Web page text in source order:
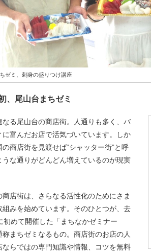
ゼミ、刺身の盛りつけ講座
、尾山台まちゼミ
なる尾山台の商店街。人通りも多く、バ
に富んだお店で活気づいています。しか
の商店街を見渡せば“シャッター街”と呼
うな通りがどんどん増えているのが現実
商店街は、さらなる活性化のためにさま
組みを始めています。そのひとつが、去
初めて開催した「まちなかゼミナー
称まちゼミなるもの。商店街のお店の人
ならではの専門知識や情報、コツを無料